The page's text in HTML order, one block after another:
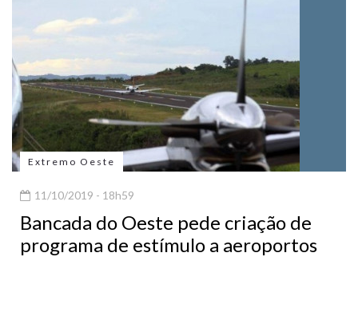
Extremo Oeste
11/10/2019 - 18h59
Bancada do Oeste pede criação de
programa de estímulo a aeroportos